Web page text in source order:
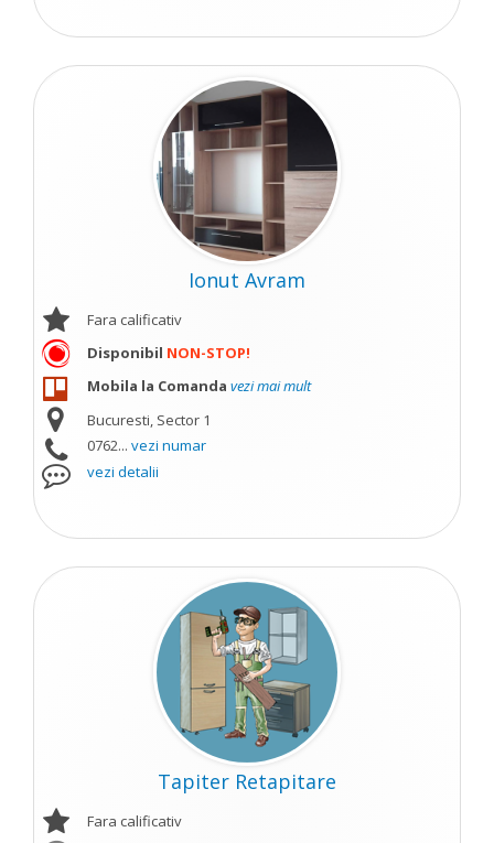
Ionut Avram
Fara calificativ
Disponibil NON-STOP!
Mobila la Comanda vezi mai mult
Bucuresti, Sector 1
0762... vezi numar
vezi detalii
Tapiter Retapitare
Fara calificativ